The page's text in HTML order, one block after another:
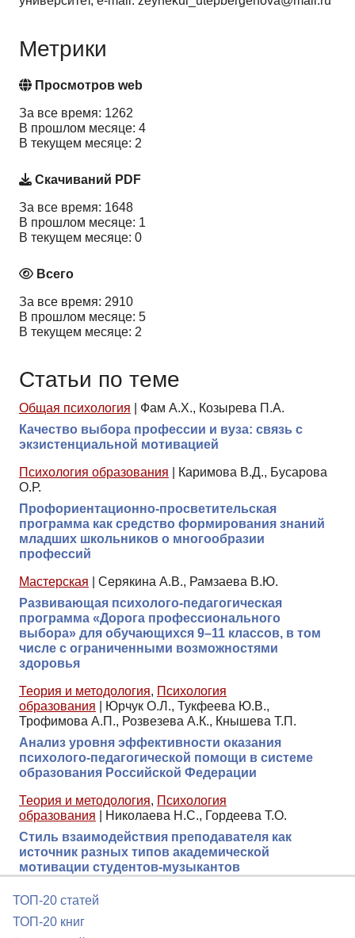
Метрики
Просмотров web
За все время: 1262
В прошлом месяце: 4
В текущем месяце: 2
Скачиваний PDF
За все время: 1648
В прошлом месяце: 1
В текущем месяце: 0
Всего
За все время: 2910
В прошлом месяце: 5
В текущем месяце: 2
Статьи по теме
Общая психология
Фам А.Х., Козырева П.А.
Качество выбора профессии и вуза: связь с
экзистенциальной мотивацией
Психология образования
Каримова В.Д., Бусарова
О.Р.
Профориентационно-просветительская
программа как средство формирования знаний
младших школьников о многообразии
профессий
Мастерская
Серякина А.В., Рамзаева В.Ю.
Развивающая психолого-педагогическая
программа «Дорога профессионального
выбора» для обучающихся 9–11 классов, в том
числе с ограниченными возможностями
здоровья
Теория и методология, Психология
образования
Юрчук О.Л., Тукфеева Ю.В.,
Трофимова А.П., Розвезева А.К., Кнышева Т.П.
Анализ уровня эффективности оказания
психолого-педагогической помощи в системе
образования Российской Федерации
Теория и методология, Психология
образования
Николаева Н.С., Гордеева Т.О.
Стиль взаимодействия преподавателя как
источник разных типов академической
мотивации студентов-музыкантов
ТОП-20 статей
ТОП-20 книг